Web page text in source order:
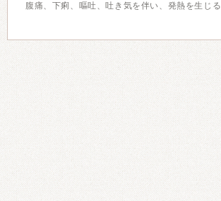
腹痛、下痢、嘔吐、吐き気を伴い、発熱を生じる